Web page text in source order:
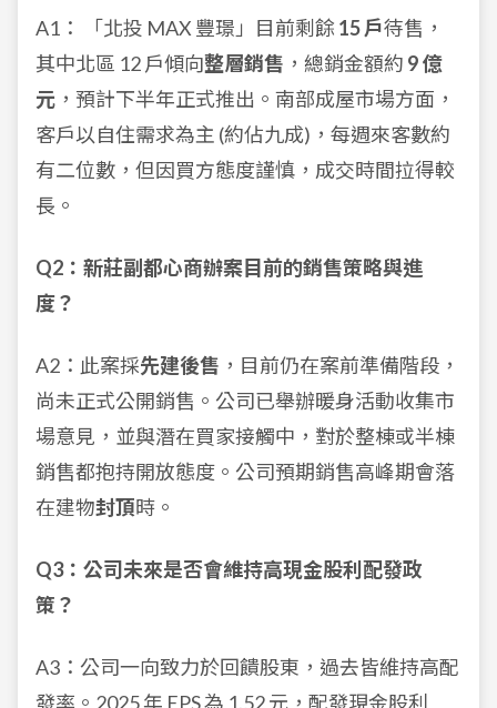
A1： 「北投 MAX 豐璟」目前剩餘 15 戶待售，
其中北區 12 戶傾向整層銷售 ，總銷金額約 9 億
元 ，預計下半年正式推出。南部成屋市場方面，
客戶以自住需求為主 (約佔九成)，每週來客數約
有二位數，但因買方態度謹慎，成交時間拉得較
長。
Q2：新莊副都心商辦案目前的銷售策略與進
度？
A2：此案採先建後售 ，目前仍在案前準備階段，
尚未正式公開銷售。公司已舉辦暖身活動收集市
場意見，並與潛在買家接觸中，對於整棟或半棟
銷售都抱持開放態度。公司預期銷售高峰期會落
在建物封頂時。
Q3：公司未來是否會維持高現金股利配發政
策？
A3：公司一向致力於回饋股東，過去皆維持高配
發率。2025 年 EPS 為 1.52 元，配發現金股利